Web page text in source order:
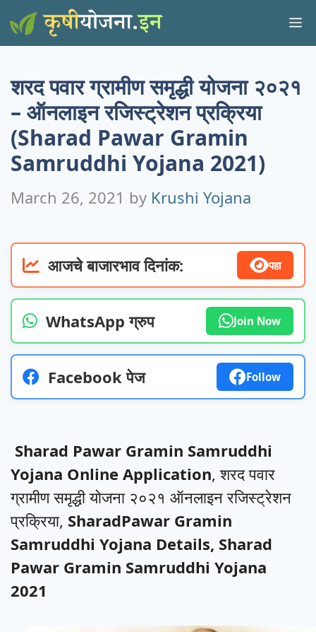
Skip
to
शरद पवार ग्रामीण समृद्धी योजना २०२१
– ऑनलाइन रजिस्ट्रेशन प्रक्रिया
(Sharad Pawar Gramin
Samruddhi Yojana 2021)
March 26, 2021 by Krushi Yojana
आजचे बाजारभाव दिनांक: पहा
WhatsApp ग्रुप Join Now
Facebook पेज Follow
Sharad Pawar Gramin Samruddhi
Yojana Online Application, शरद पवार
ग्रामीण समृद्धी योजना २०२१ ऑनलाइन रजिस्ट्रेशन
प्रक्रिया, SharadPawar Gramin
Samruddhi Yojana Details, Sharad
Pawar Gramin Samruddhi Yojana
2021